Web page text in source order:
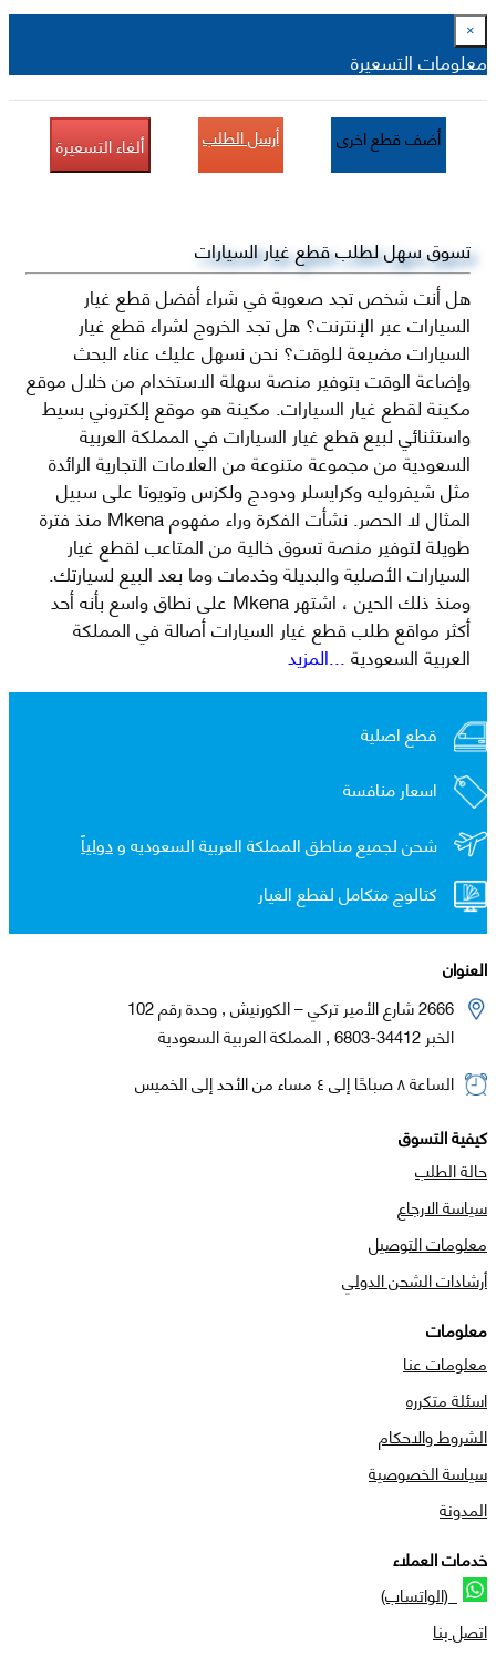
×
معلومات التسعيرة
أضف قطع اخرى أرسل الطلب ألغاء التسعيرة
تسوق سهل لطلب قطع غيار السيارات
هل أنت شخص تجد صعوبة في شراء أفضل قطع غيار
السيارات عبر الإنترنت؟ هل تجد الخروج لشراء قطع غيار
السيارات مضيعة للوقت؟ نحن نسهل عليك عناء البحث
وإضاعة الوقت بتوفير منصة سهلة الاستخدام من خلال موقع
مكينة لقطع غيار السيارات. مكينة هو موقع إلكتروني بسيط
واستثنائي لبيع قطع غيار السيارات في المملكة العربية
السعودية من مجموعة متنوعة من العلامات التجارية الرائدة
مثل شيفروليه وكرايسلر ودودج ولكزس وتويوتا على سبيل
المثال لا الحصر. نشأت الفكرة وراء مفهوم Mkena منذ فترة
طويلة لتوفير منصة تسوق خالية من المتاعب لقطع غيار
السيارات الأصلية والبديلة وخدمات وما بعد البيع لسيارتك.
ومنذ ذلك الحين ، اشتهر Mkena على نطاق واسع بأنه أحد
أكثر مواقع طلب قطع غيار السيارات أصالة في المملكة
العربية السعودية...المزيد
قطع اصلية
اسعار منافسة
شحن لجميع مناطق المملكة العربية السعوديه ودولياً
كتالوج متكامل لقطع الغيار
العنوان
2666 شارع الأمير تركي – الكورنيش , وحدة رقم 102
الخبر 34412-6803 , المملكة العربية السعودية
الساعة ٨ صباحًا إلى ٤ مساء من الأحد إلى الخميس
كيفية التسوق
حالة الطلب
سياسة الارجاع
معلومات التوصيل
أرشادات الشحن الدولي
معلومات
معلومات عنا
اسئلة متكرره
الشروط والاحكام
سياسة الخصوصية
المدونة
خدمات العملاء
(الواتساب)
اتصل بنا